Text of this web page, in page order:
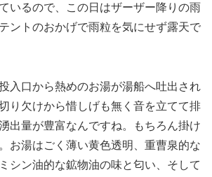
いるので、この日はザーザー降りの雨
ントのおかげで雨粒を気にせず露天で
入口から熱めのお湯が湯船へ吐出され
り欠けから惜しげも無く音を立てて排
出量が豊富なんですね。もちろん掛け
お湯はごく薄い黄色透明、重曹泉的な
シン油的な鉱物油の味と匂い、そして